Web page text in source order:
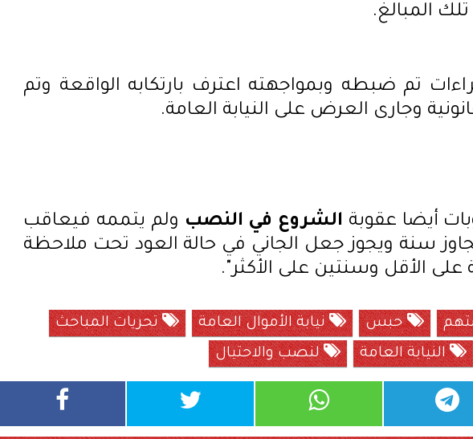
المبالغ.
تم ضبطه وبمواجهته اعترف بارتكابه الواقعة وتم
وجارى العرض على النيابة العامة.
أيضا عقوبة الشروع في النصب ولم يتممه فيعاقب
سنة ويجوز جعل الجاني في حالة العود تحت ملاحظة
الأقل وسنتين على الأكثر".
حبس نيابة الأموال العامة
تحريات المباحث
النيابة العامة لنصب والاحتيال